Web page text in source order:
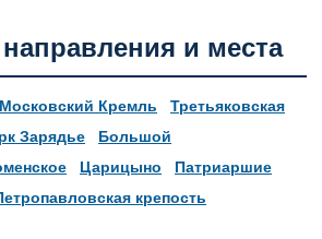
и места
Московский Кремль
Третьяковская
Зарядье
Большой
Царицыно
Патриаршие
крепость